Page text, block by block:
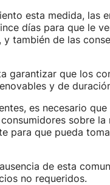
esta medida, las
días para que le
también de las
garantizar que los
y de
es necesario
sobre
para que pueda
de esta
no requeridos.